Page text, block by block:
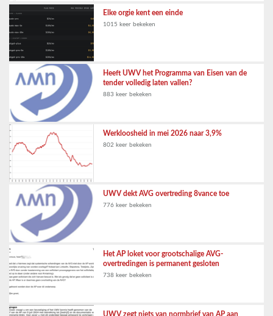
Elke orgie kent een einde
1015 keer bekeken
Heeft UWV het Programma van Eisen van de
tender volledig laten vallen?
883 keer bekeken
Werkloosheid in mei 2026 naar 3,9%
802 keer bekeken
UWV dekt AVG overtreding 8vance toe
776 keer bekeken
Het AP loket voor grootschalige AVG-
overtredingen is permanent gesloten
738 keer bekeken
UWV zegt niets van normbrief van AP aan